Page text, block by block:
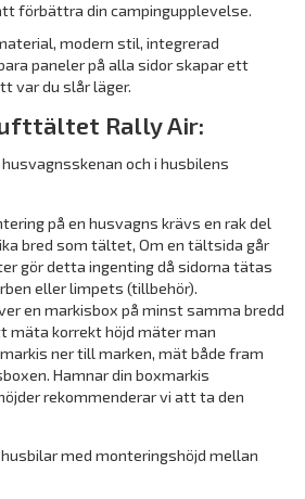
förbättra din campingupplevelse.
modern stil, integrerad
paneler på alla sidor skapar ett
var du slår läger.
Rally Air:
och i husbilens
på en husvagns krävs en rak del
bred som tältet, Om en tältsida går
gör detta ingenting då sidorna tätas
eller limpets (tillbehör).
en markisbox på minst samma bredd
mäta korrekt höjd mäter man
ner till marken, mät både fram
Hamnar din boxmarkis
rekommenderar vi att ta den
med monteringshöjd mellan